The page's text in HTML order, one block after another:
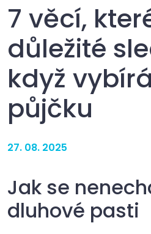
7 věcí,
důležité
když
půjčku
27. 08. 2025
Jak se
dluhové pasti